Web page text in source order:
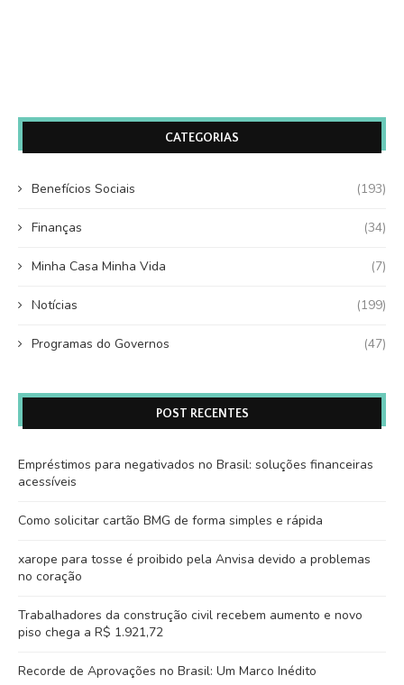
CATEGORIAS
Benefícios Sociais (193)
Finanças (34)
Minha Casa Minha Vida (7)
Notícias (199)
Programas do Governos (47)
POST RECENTES
Empréstimos para negativados no Brasil: soluções financeiras
acessíveis
Como solicitar cartão BMG de forma simples e rápida
xarope para tosse é proibido pela Anvisa devido a problemas
no coração
Trabalhadores da construção civil recebem aumento e novo
piso chega a R$ 1.921,72
Recorde de Aprovações no Brasil: Um Marco Inédito